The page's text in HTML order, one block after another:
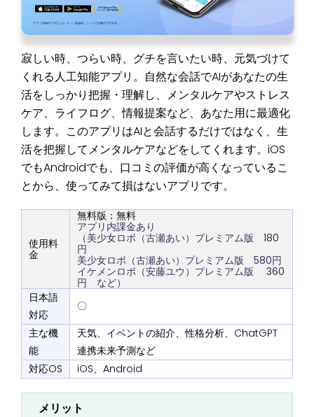
寂しい時、つらい時、グチを言いたい時、元気づけて
くれる人工知能アプリ。自然な会話でAIがあなたの生
活をしっかり把握・理解し、メンタルケアやストレス
ケア、ライフログ、情報提案など、あなた用に最適化
します。このアプリはAIと会話するだけではなく、生
活を把握してメンタルケアなどをしてくれます。iOS
でもAndroidでも、口コミの評価が高くなっているこ
とから、使ってみて損はないアプリです。
使用料
金
無料版：無料
アプリ内課金あり
（美少女ロボ（古瀬あい）プレミアム版 180
円
美少女ロボ（古瀬あい）プレミアム版 580円
イケメンロボ（安藤ユウ）プレミアム版 360
円 など）
日本語
対応
〇
主な機
能
天気、イベントの紹介、性格分析、ChatGPT
連携未来予測など
対応OS
iOS、Android
メリット